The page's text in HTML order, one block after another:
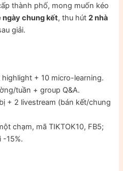
thành phố, mong muốn kéo
ngày chung kết, thu hút2 nhà
giải.
highlight + 10 micro-learning.
tuần + group Q&A.
+ 2 livestream (bán kết/chung
chạm, mã TIKTOK10, FB5;
-15%.